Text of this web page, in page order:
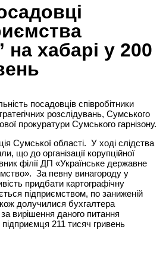
на хабарі у 200
посадовців співробітники
розслідувань, Сумського
прокуратури Сумського гарнізону.
Сумської області. У ході слідства
що до організації корупційної
філії ДП «Українське державне
За певну винагороду у
придбати картографічну
підприємством, по заниженій
долучилися бухгалтера
вирішення даного питання
211 тисяч гривень